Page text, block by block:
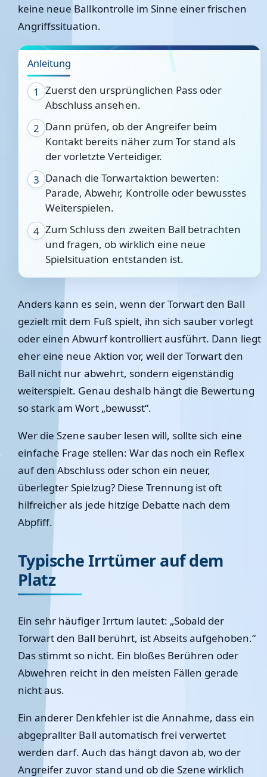
keine neue Ballkontrolle im Sinne einer frischen
Angriffssituation.
Anleitung
1
Zuerst den ursprünglichen Pass oder
Abschluss ansehen.
2 Dann prüfen, ob der Angreifer beim
Kontakt bereits näher zum Tor stand als
der vorletzte Verteidiger.
3 Danach die Torwartaktion bewerten:
Parade, Abwehr, Kontrolle oder bewusstes
Weiterspielen.
4 Zum Schluss den zweiten Ball betrachten
und fragen, ob wirklich eine neue
Spielsituation entstanden ist.
Anders kann es sein, wenn der Torwart den Ball
gezielt mit dem Fuß spielt, ihn sich sauber vorlegt
oder einen Abwurf kontrolliert ausführt. Dann liegt
eher eine neue Aktion vor, weil der Torwart den
Ball nicht nur abwehrt, sondern eigenständig
weiterspielt. Genau deshalb hängt die Bewertung
so stark am Wort „bewusst“.
Wer die Szene sauber lesen will, sollte sich eine
einfache Frage stellen: War das noch ein Reflex
auf den Abschluss oder schon ein neuer,
überlegter Spielzug? Diese Trennung ist oft
hilfreicher als jede hitzige Debatte nach dem
Abpfiff.
Typische Irrtümer auf dem
Platz
Ein sehr häufiger Irrtum lautet: „Sobald der
Torwart den Ball berührt, ist Abseits aufgehoben.“
Das stimmt so nicht. Ein bloßes Berühren oder
Abwehren reicht in den meisten Fällen gerade
nicht aus.
Ein anderer Denkfehler ist die Annahme, dass ein
abgeprallter Ball automatisch frei verwertet
werden darf. Auch das hängt davon ab, wo der
Angreifer zuvor stand und ob die Szene wirklich